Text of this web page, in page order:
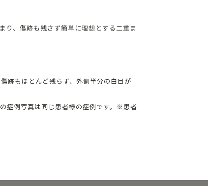
り、傷跡も残さず簡単に理想とする二重ま
跡もほとんど残らず、外側半分の白目が
症例写真は同じ患者様の症例です。※患者